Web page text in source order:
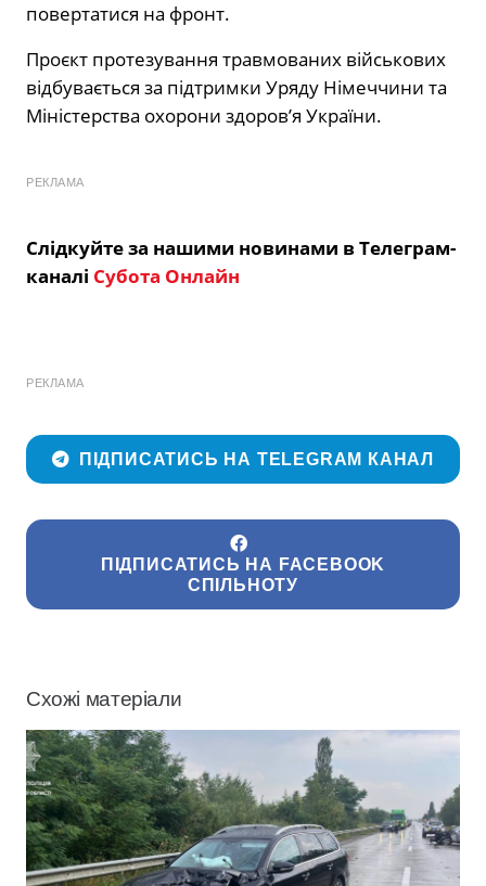
повертатися на фронт.
Проєкт протезування травмованих військових
відбувається за підтримки Уряду Німеччини та
Міністерства охорони здоров’я України.
РЕКЛАМА
Слідкуйте за нашими новинами в Телеграм-
каналі Субота Онлайн
РЕКЛАМА
ПІДПИСАТИСЬ НА TELEGRAM КАНАЛ
ПІДПИСАТИСЬ НА FACEBOOK
СПІЛЬНОТУ
Схожі матеріали